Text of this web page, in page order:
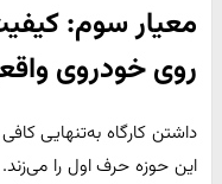
معیار سوم:
روی خودروی
داشتن کارگاه به‌تنهایی
این حوزه حرف اول را